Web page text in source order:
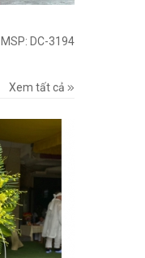
MSP: DC-3194
Xem tất cả